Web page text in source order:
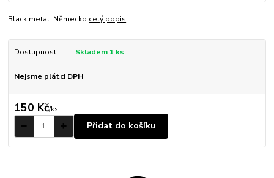
Black metal. Německo celý popis
Dostupnost Skladem 1 ks
Nejsme plátci DPH
150 Kč/ks
Přidat do košíku